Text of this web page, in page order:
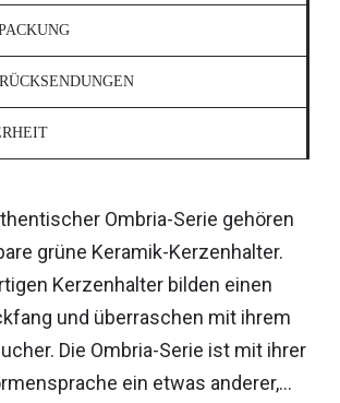
Ombria-Serie gehören
grüne Keramik-Kerzenhalter.
Kerzenhalter bilden einen
und überraschen mit ihrem
Die Ombria-Serie ist mit ihrer
ein etwas anderer,